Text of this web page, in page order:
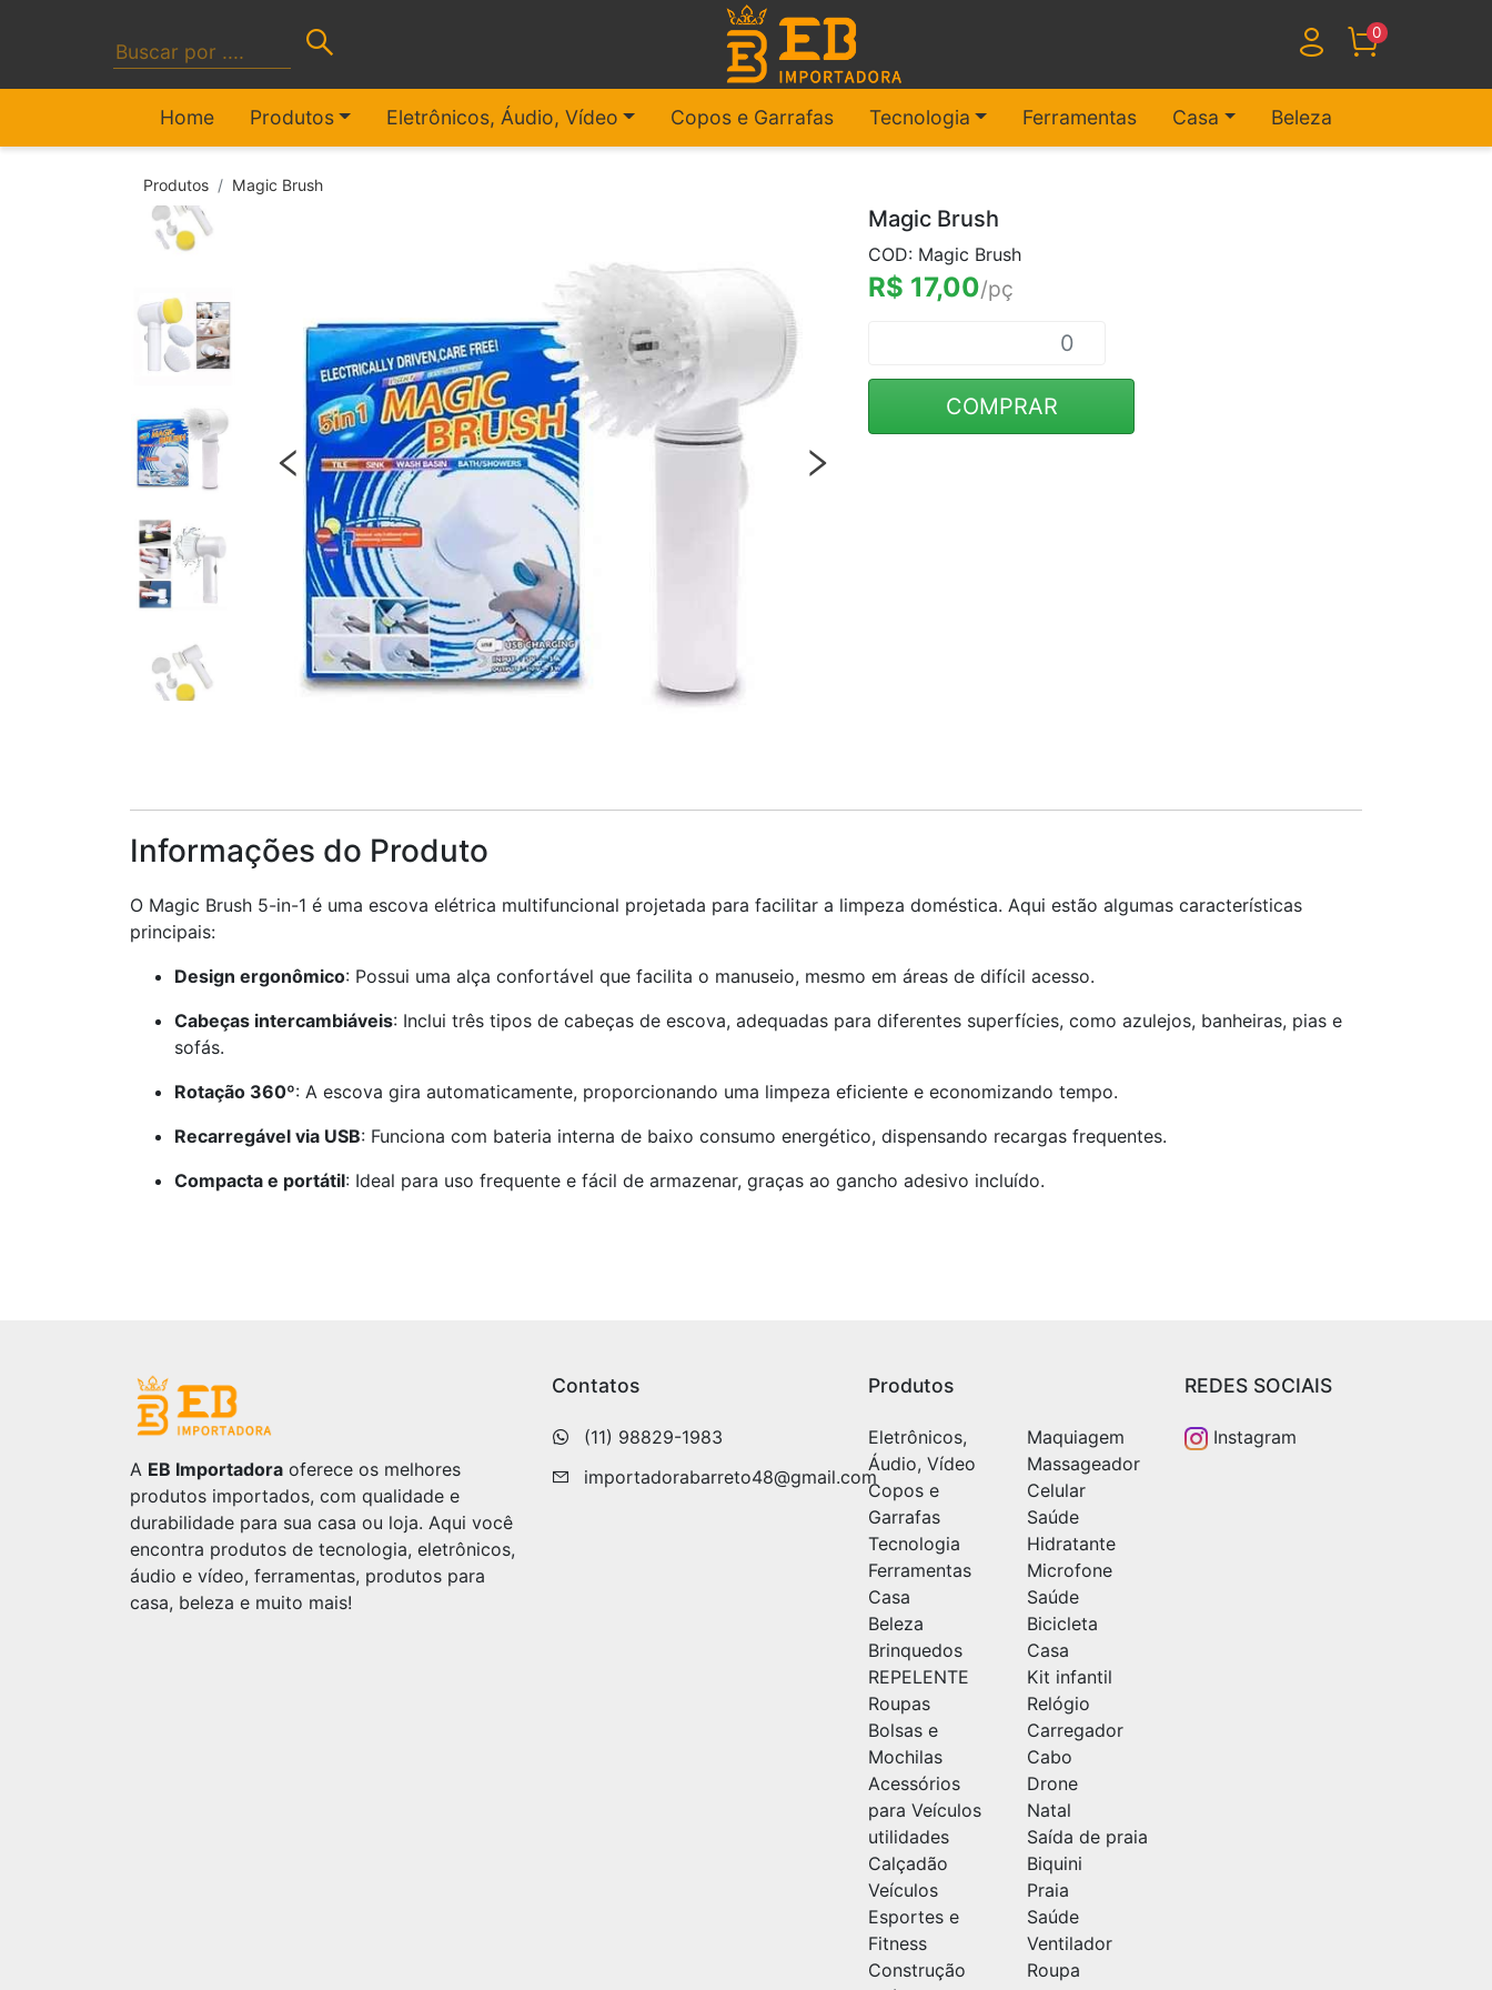
0
Home Produtos Eletrônicos, Áudio, Vídeo Copos e Garrafas Tecnologia Ferramentas Casa Beleza
Produtos Magic Brush
Magic Brush
COD: Magic Brush
R$ 17,00/pç
COMPRAR
Informações do Produto
O Magic Brush 5-in-1 é uma escova elétrica multifuncional projetada para facilitar a limpeza doméstica. Aqui estão algumas características
principais:
Design ergonômico: Possui uma alça confortável que facilita o manuseio, mesmo em áreas de difícil acesso.
Cabeças intercambiáveis: Inclui três tipos de cabeças de escova, adequadas para diferentes superfícies, como azulejos, banheiras, pias e
sofás.
Rotação 360º: A escova gira automaticamente, proporcionando uma limpeza eficiente e economizando tempo.
Recarregável via USB: Funciona com bateria interna de baixo consumo energético, dispensando recargas frequentes.
Compacta e portátil: Ideal para uso frequente e fácil de armazenar, graças ao gancho adesivo incluído.
A EB Importadora oferece os melhores
produtos importados, com qualidade e
durabilidade para sua casa ou loja. Aqui você
encontra produtos de tecnologia, eletrônicos,
áudio e vídeo, ferramentas, produtos para
casa, beleza e muito mais!
Contatos
(11) 98829-1983
importadorabarreto48@gmail.com
Produtos
Eletrônicos,
Áudio, Vídeo
Copos e
Garrafas
Tecnologia
Ferramentas
Casa
Beleza
Brinquedos
REPELENTE
Roupas
Bolsas e
Mochilas
Acessórios
para Veículos
utilidades
Calçadão
Veículos
Esportes e
Fitness
Construção
Maquiagem
Massageador
Celular
Saúde
Hidratante
Microfone
Saúde
Bicicleta
Casa
Kit infantil
Relógio
Carregador
Cabo
Drone
Natal
Saída de praia
Biquini
Praia
Saúde
Ventilador
Roupa
REDES SOCIAIS
Instagram